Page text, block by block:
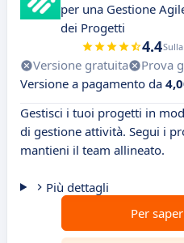
per una Gestione
dei Progetti
4.4
Versione gratuita Prova
Versione a pagamento da
Gestisci i tuoi progetti in
di gestione attività. Segui i
mantieni il team allineato.
Più dettagli
Per